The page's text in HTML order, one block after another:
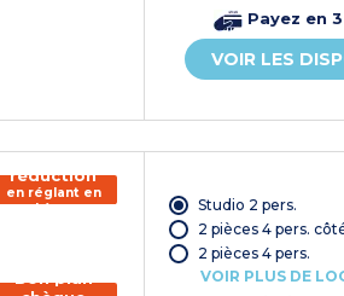
Payez en
VOIR LES
150€ de
réduction
en réglant en
chèque
Studio 2 pers.
2 pièces 4 pers.
2 pièces 4 pers.
VOIR PLUS DE